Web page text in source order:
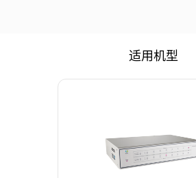
适用机型